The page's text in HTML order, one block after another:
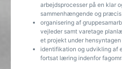
arbejdsprocesser på en klar
sammenhængende og præcis
organisering af
vejleder samt varetage
et projekt under
identifikation og udvikling af
fortsat læring indenfor